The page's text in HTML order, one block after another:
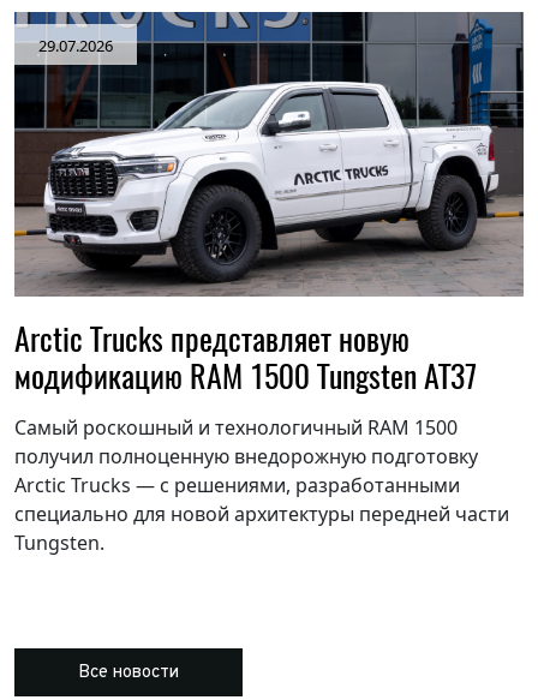
29.07.2026
Arctic Trucks представляет новую
модификацию RAM 1500 Tungsten AT37
Самый роскошный и технологичный RAM 1500
получил полноценную внедорожную подготовку
Arctic Trucks — с решениями, разработанными
специально для новой архитектуры передней части
Tungsten.
Все новости